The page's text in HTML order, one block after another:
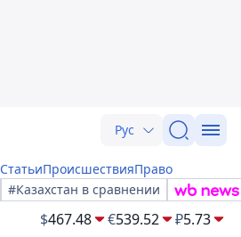
Рус
СтатьиПроисшествияПраво
#Казахстан в сравнении
$467.48 €539.52 ₽5.73